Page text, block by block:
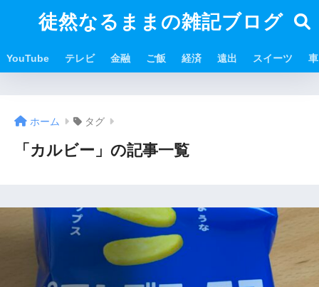
徒然なるままの雑記ブログ
YouTube テレビ 金融 ご飯 経済 遠出 スイーツ 車
ホーム タグ
「カルビー」の記事一覧